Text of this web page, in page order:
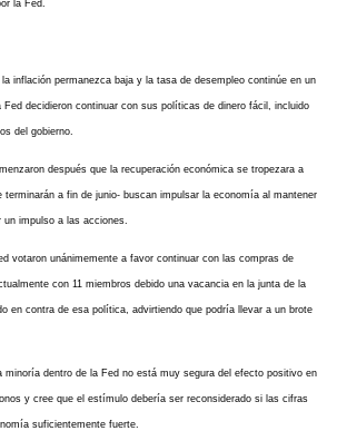
la Fed.
inflación permanezca baja y la tasa de desempleo continúe en un
decidieron continuar con sus políticas de dinero fácil, incluido
del gobierno.
después que la recuperación económica se tropezara a
terminarán a fin de junio- buscan impulsar la economía al mantener
impulso a las acciones.
votaron unánimemente a favor continuar con las compras de
con 11 miembros debido una vacancia en la junta de la
en contra de esa política, advirtiendo que podría llevar a un brote
minoría dentro de la Fed no está muy segura del efecto positivo en
y cree que el estímulo debería ser reconsiderado si las cifras
suficientemente fuerte.